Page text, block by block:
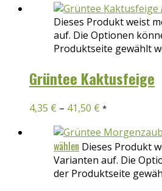
Dieses Produkt weist
auf. Die Optionen
Produktseite gewählt
Grüntee Kaktusfeige
4,35 € – 41,50 € *
wählen Dieses Produkt
Varianten auf. Die
der Produktseite